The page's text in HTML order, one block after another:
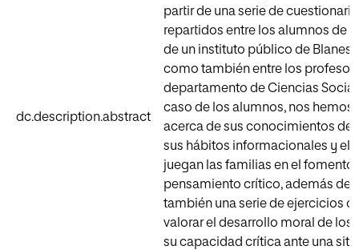
dc.description.abstract
partir de una serie de
repartidos entre los alumnos de
de un instituto público de Blanes
como también entre los
departamento de Ciencias
caso de los alumnos, nos hemos
acerca de sus conocimientos del
sus hábitos informacionales y el
juegan las familias en el fomento
pensamiento crítico, además de
también una serie de ejercicios
valorar el desarrollo moral de los
su capacidad crítica ante una